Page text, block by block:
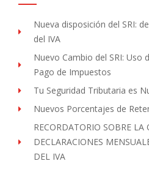
Nueva disposición del SRI:
del IVA
Nuevo Cambio del SRI: Uso
Pago de Impuestos
Tu Seguridad Tributaria es
Nuevos Porcentajes de
RECORDATORIO SOBRE
DECLARACIONES
DEL IVA